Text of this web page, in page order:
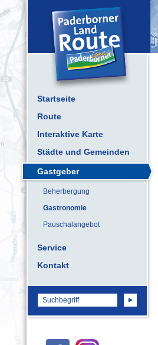
Startseite
Route
Interaktive Karte
Städte und Gemeinden
Gastgeber
Beherbergung
Gastronomie
Pauschalangebot
Service
Kontakt